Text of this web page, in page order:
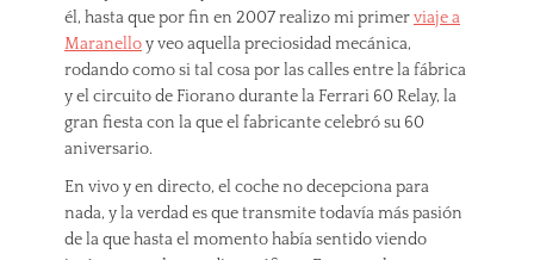
él, hasta que por fin en 2007 realizo mi primerviaje a
Maranelloy veo aquella preciosidad mecánica,
rodando como si tal cosa por las calles entre la fábrica
y el circuito de Fiorano durante la Ferrari 60 Relay, la
gran fiesta con la que el fabricante celebró su 60
aniversario.
En vivo y en directo, el coche no decepciona para
nada, y la verdad es que transmite todavía más pasión
de la que hasta el momento había sentido viendo